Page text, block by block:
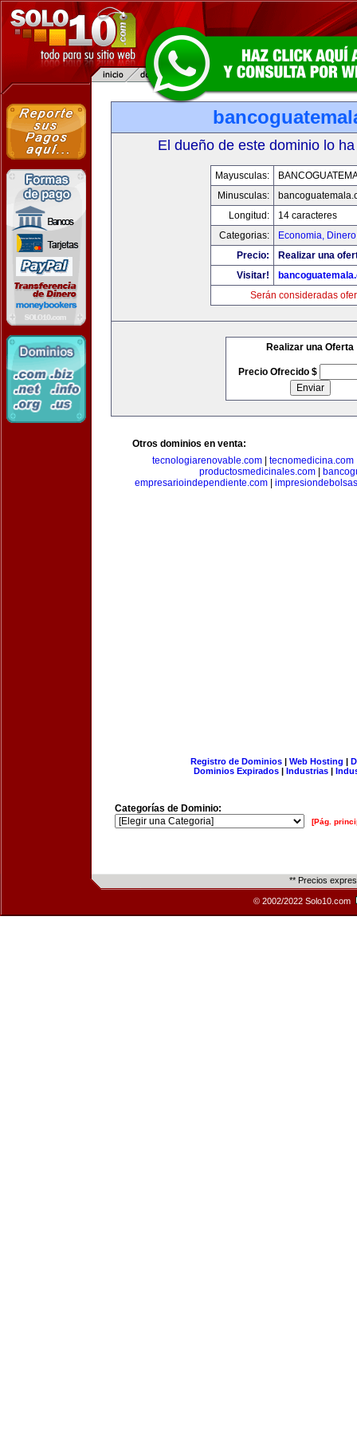
El dueño de este dominio lo
Mayusculas:
Minusculas:
Longitud:
14 caracteres
Categorias:
Economia,
Precio:
Realizar una
Visitar!
Serán consideradas
Realizar una Oferta
Precio Ofrecido $
Otros dominios en venta:
tecnologiarenovable.com
tecnomedicina.com
productosmedicinales.com|
empresarioindependiente.com
Registro de Dominios| Web Hosting |
Dominios Expirados | Industrias |
Categorías de Dominio:
[Pág.
** Precios
© 2002/2022 Solo10.com